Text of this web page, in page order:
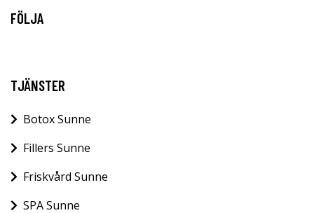
FÖLJA
TJÄNSTER
Botox Sunne
Fillers Sunne
Friskvård Sunne
SPA Sunne